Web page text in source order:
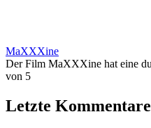
MaXXXine
Der Film MaXXXine hat eine
von 5
Letzte Kommentare